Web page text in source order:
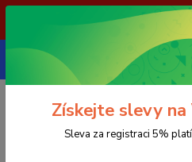
POZOR: 31.7 , 3.8 a 5.8- zavřeno.
Děkujeme za
739252246
(Po-Pá, 8-15 hod.)
Získejte slevy na
Sleva za registraci 5%